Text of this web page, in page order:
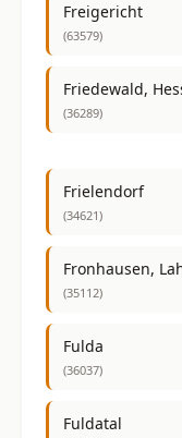
Freigericht
(63579)
Friedewald,
(36289)
Frielendorf
(34621)
Fronhausen,
(35112)
Fulda
(36037)
Fuldatal